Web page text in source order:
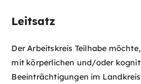
Leitsatz
Der Arbeitskreis Teilhabe
mit körperlichen und/oder
Beeinträchtigungen im